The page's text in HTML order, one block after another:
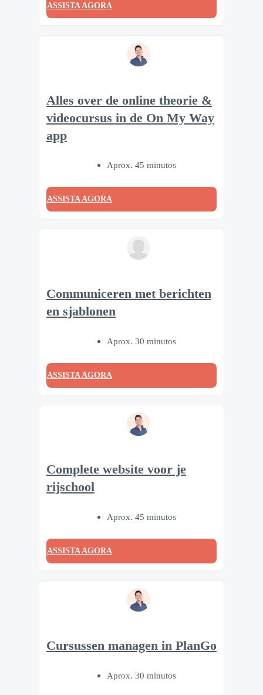
ASSISTA AGORA
Alles over de online theorie &
videocursus in de On My Way
app
Aprox. 45 minutos
ASSISTA AGORA
Communiceren met berichten
en sjablonen
Aprox. 30 minutos
ASSISTA AGORA
Complete website voor je
rijschool
Aprox. 45 minutos
ASSISTA AGORA
Cursussen managen in PlanGo
Aprox. 30 minutos